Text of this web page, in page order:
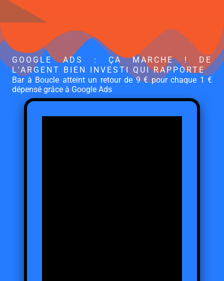
GOOGLE ADS : ÇA MARCHE ! DE
L'ARGENT BIEN INVESTI QUI RAPPORTE
Bar à Boucle atteint un retour de 9 € pour chaque 1 €
dépensé grâce à Google Ads